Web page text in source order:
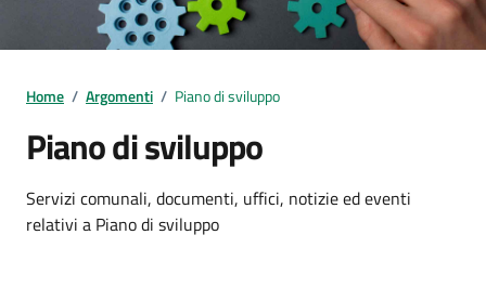
Home / Argomenti / Piano di sviluppo
Piano di sviluppo
Dettagli dell'argomento
Servizi comunali, documenti, uffici, notizie ed eventi
relativi a Piano di sviluppo